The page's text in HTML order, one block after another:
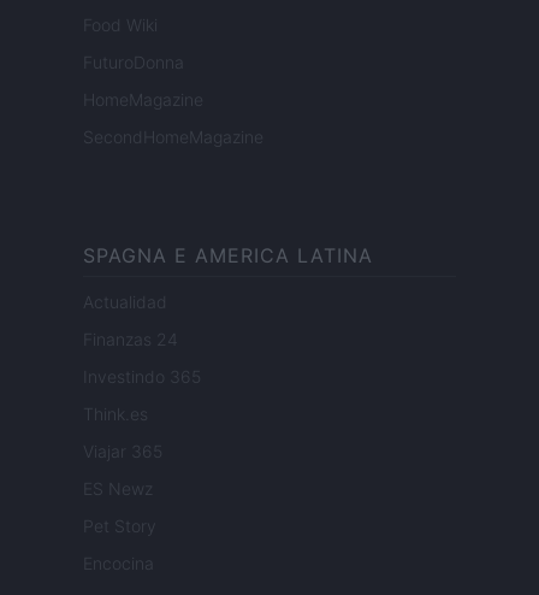
Food Wiki
FuturoDonna
HomeMagazine
SecondHomeMagazine
SPAGNA E AMERICA LATINA
Actualidad
Finanzas 24
Investindo 365
Think.es
Viajar 365
ES Newz
Pet Story
Encocina